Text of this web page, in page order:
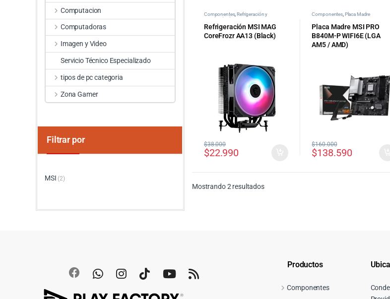
Componentes, Refrigeración y
Refrigeración MSI MAG
CoreFrozr AA13 (Black)
$22.990
$38.000
Componentes, Placa Madre
Placa Madre MSI PRO
B840M-P WIFI6E (LGA
AM5 / AMD)
$138.590
$160.000
Mostrando 2 resultadosOrdenado por precio: bajo a alto
Computacion
Computadoras
Imagen y Video
Servicio Técnico Especializado
tipos de pc categoria
Zona Gamer
Filtrar por
MSI (2)
Productos
Componentes